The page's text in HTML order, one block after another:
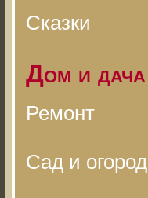
Сказки
Дом и дача
Ремонт
Сад и огород